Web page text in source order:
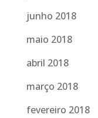
junho 2018
maio 2018
abril 2018
março 2018
fevereiro 2018